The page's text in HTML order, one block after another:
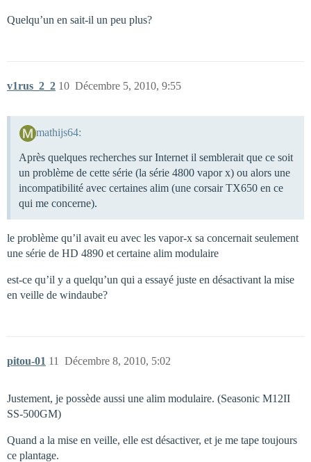
Quelqu’un en sait-il un peu plus?
v1rus_2_2 Décembre 5, 2010, 9:55
10
mathijs64:
Après quelques recherches sur Internet il semblerait que ce soit
un problème de cette série (la série 4800 vapor x) ou alors une
incompatibilité avec certaines alim (une corsair TX650 en ce
qui me concerne).
le problème qu’il avait eu avec les vapor-x sa concernait seulement
une série de HD 4890 et certaine alim modulaire
est-ce qu’il y a quelqu’un qui a essayé juste en désactivant la mise
en veille de windaube?
pitou-01 Décembre 8, 2010, 5:02
11
Justement, je possède aussi une alim modulaire. (Seasonic M12II
SS-500GM)
Quand a la mise en veille, elle est désactiver, et je me tape toujours
ce plantage.